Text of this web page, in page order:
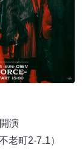
演
町2-7₋1）